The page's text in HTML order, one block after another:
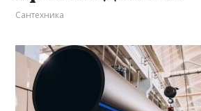
Сантехника